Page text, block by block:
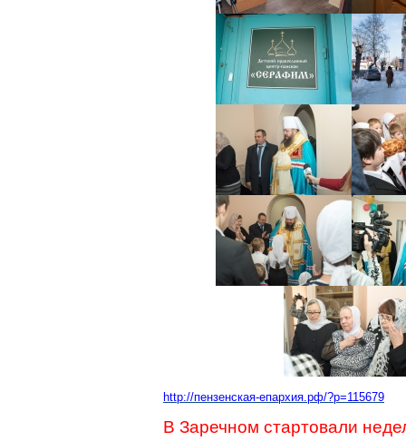
http://пензенская-епархия.рф/?p=115679
В Заречном стартовали